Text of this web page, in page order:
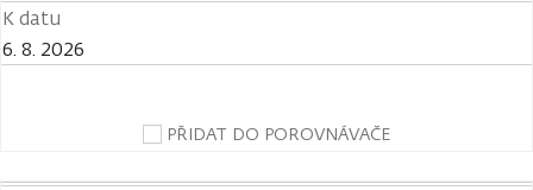
K datu
6. 8. 2026
PŘIDAT DO POROVNÁVAČE